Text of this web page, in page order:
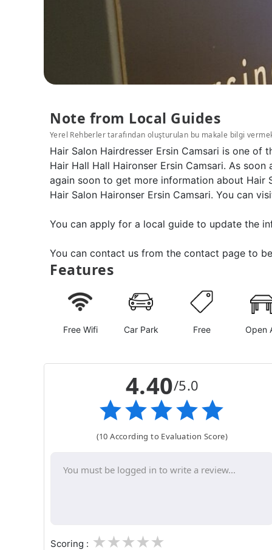
Note from Local Guides
Yerel Rehberler tarafından oluşturulan bu makale bilgi
Hair Salon Hairdresser Ersin Camsari is one
Hair Hall Hall Haironser Ersin Camsari. As
again soon to get more information about Hair
Hair Salon Haironser Ersin Camsari. You can
You can apply for a local guide to update the
You can contact us from the contact page to
Features
Free Wifi Car Park Free Open
4.40/5.0
(10 According to Evaluation Score)
Scoring : 3
2
1